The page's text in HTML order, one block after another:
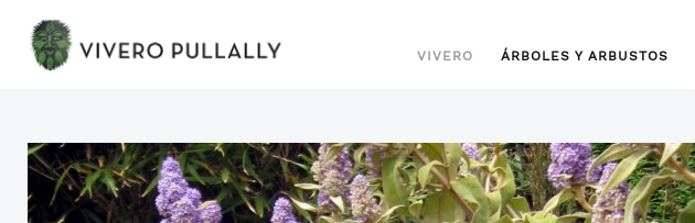
VIVERO ÁRBOLES Y ARBUSTOS